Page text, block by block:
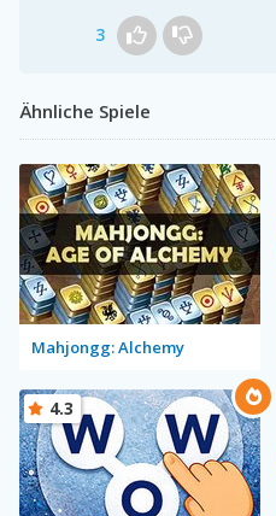
3
Ähnliche Spiele
Mahjongg: Alchemy
4.3